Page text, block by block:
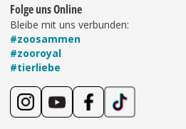
Folge uns Online
Bleibe mit uns verbunden:
#zoosammen
#zooroyal
#tierliebe